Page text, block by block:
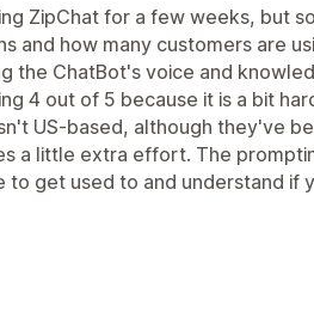
ZipChat for a few weeks, but
and how many customers are
the ChatBot's voice and
4 out of 5 because it is a bit
US-based, although they've
a little extra effort. The
to get used to and understand if